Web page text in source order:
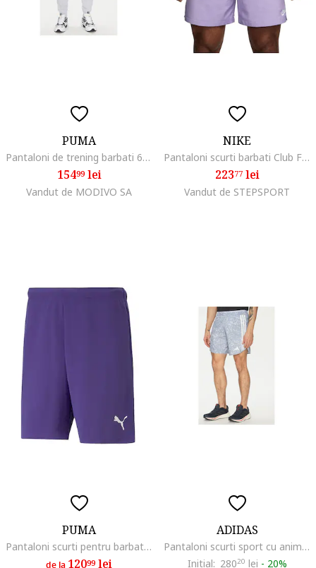
PUMA
Pantaloni de trening barbati 684714, Bumbac/Poliester reciclat/Bumbac organic, Mov, Mov
15499lei
Vandut de MODIVO SA
NIKE
Pantaloni scurti barbati Club Flow, talie elastica, poliester, lila
22377lei
Vandut de STEPSPORT
PUMA
Pantaloni scurti pentru barbati, Poliester, Violet
de la 12099lei
ADIDAS
Pantaloni scurti sport cu animal print
Initial: 28020 lei - 20%